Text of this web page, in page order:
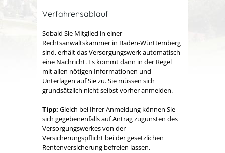
Verfahrensablauf
Sobald Sie Mitglied in einer
Rechtsanwaltskammer in Baden-Württemberg
sind, erhält das Versorgungswerk automatisch
eine Nachricht. Es kommt dann in der Regel
mit allen nötigen Informationen und
Unterlagen auf Sie zu. Sie müssen sich
grundsätzlich nicht selbst vorher anmelden.
Tipp: Gleich bei Ihrer Anmeldung können Sie
sich gegebenenfalls auf Antrag zugunsten des
Versorgungswerkes von der
Versicherungspflicht bei der gesetzlichen
Rentenversicherung befreien lassen.